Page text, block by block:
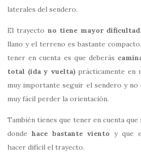
laterales del sendero.
El trayecto no tiene mayor dificultad,
llano y el terreno es bastante
tener en cuenta es que deberás
total (ida y vuelta) prácticamente en
muy importante seguir el sendero y no
muy fácil perder la orientación.
También tienes que tener en cuenta que
donde hace bastante viento y que
hacer difícil el trayecto.